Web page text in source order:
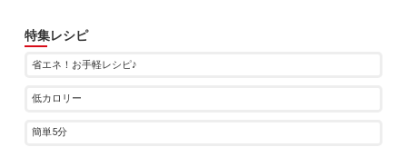
特集レシピ
省エネ！お手軽レシピ♪
低カロリー
簡単5分